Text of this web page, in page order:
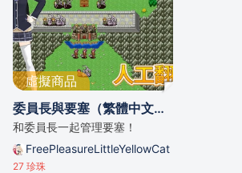
虛擬商品
委員長與要塞（繁體中文版）
和委員長一起管理要塞！
FreePleasureLittleYellowCat
27 珍珠